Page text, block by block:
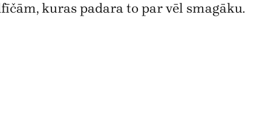
kuras padara to par vēl smagāku.